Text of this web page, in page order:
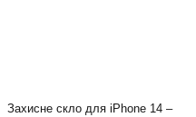
Захисне скло для iPhone 14 –